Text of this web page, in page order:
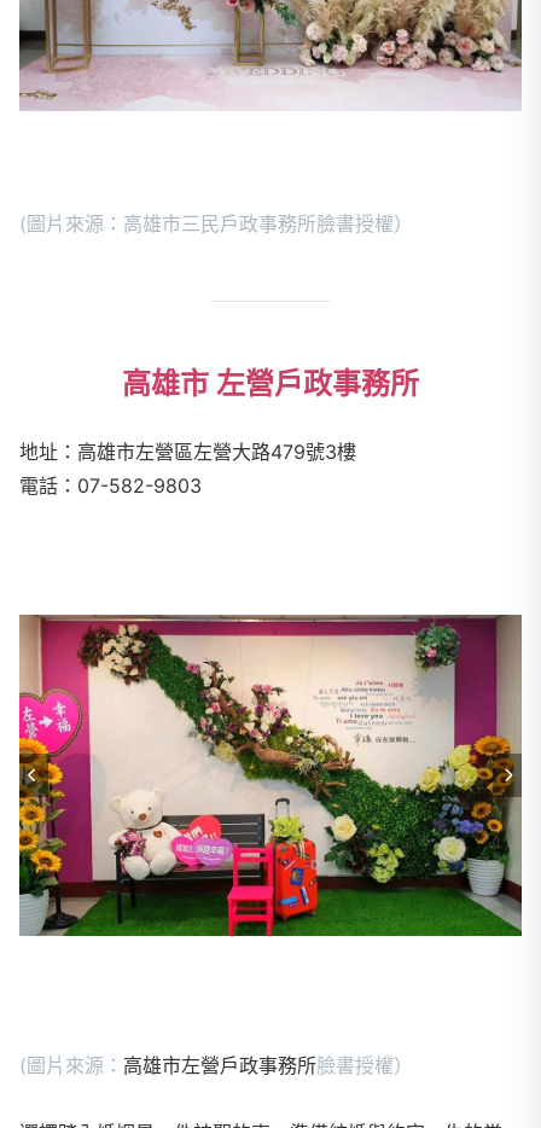
(圖片來源：高雄市三民戶政事務所臉書授權）
高雄市 左營戶政事務所
地址： 高雄市左營區左營大路479號3樓
電話： 07-582-9803
(圖片來源： 高雄市左營戶政事務所臉書授權）